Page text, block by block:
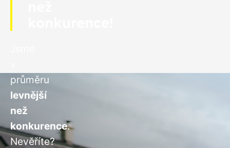
průměru
levnější
než
konkurence.
Nevěříte?